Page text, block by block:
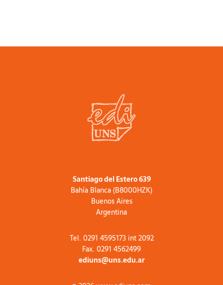
Santiago del Estero 639
Bahía Blanca (B8000HZK)
Buenos Aires
Argentina
Tel. 0291 4595173 int 2092
Fax. 0291 4562499
ediuns@uns.edu.ar